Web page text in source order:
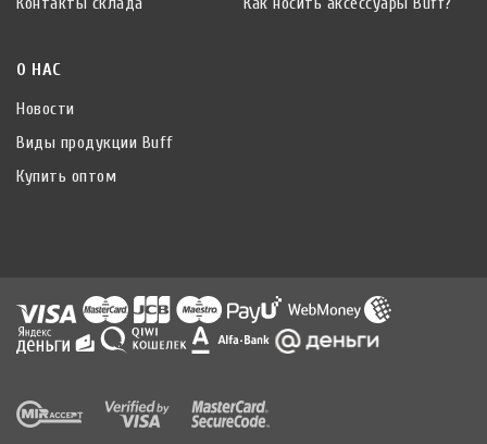
О НАС
Новости
Виды продукции Buff
Купить оптом